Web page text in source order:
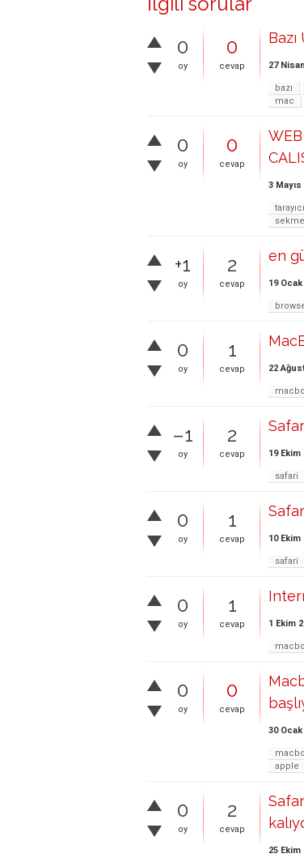
0
oy
0
cevap 27
bazı
mac
0
oy
0
cevap
3 Mayıs
tarayıcı
sekme
+1
oy
2
cevap
en
19 Ocak
0
oy
1
cevap 22
–1
oy
2
cevap 19 Ekim
safari
0
oy
1
cevap 10 Ekim
safari
0
oy
1
cevap 1 Ekim
0
oy
0
cevap
30 Ocak
apple
0
oy
2
cevap
25 Ekim